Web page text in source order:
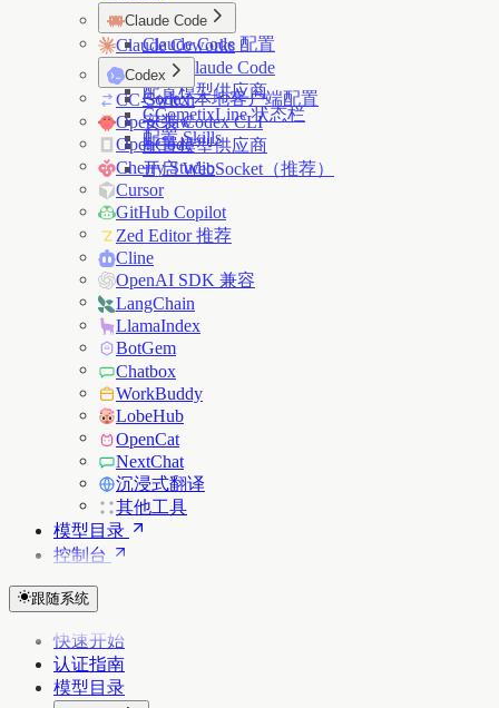
Claude Code
Claude Code 配置
安装 Claude Code
配置模型供应商
CCometixLine 状态栏
配置 Skills
Claude Coworks
Codex
Codex 本地客户端配置
安装 Codex CLI
配置模型供应商
开启 WebSocket（推荐）
CC-Switch
OpenClaw
OpenCode
Cherry Studio
Cursor
GitHub Copilot
Zed Editor 推荐
Cline
OpenAI SDK 兼容
LangChain
LlamaIndex
BotGem
Chatbox
WorkBuddy
LobeHub
OpenCat
NextChat
沉浸式翻译
其他工具
模型目录
控制台
跟随系统
快速开始
认证指南
模型目录